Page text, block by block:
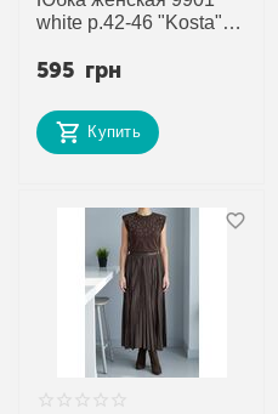
white р.42-46 "Kosta"
прямого поставщика
595 грн
Купить